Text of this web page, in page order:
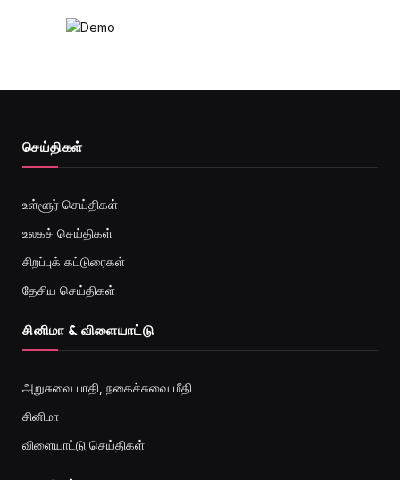
செய்திகள்
உள்ளூர் செய்திகள்
உலகச் செய்திகள்
சிறப்புக் கட்டுரைகள்
தேசிய செய்திகள்
சினிமா & விளையாட்டு
அறுசுவை பாதி, நகைச்சுவை மீதி
சினிமா
விளையாட்டு செய்திகள்